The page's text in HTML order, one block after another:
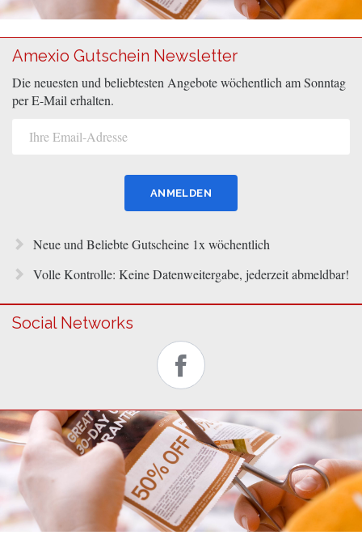
Amexio Gutschein Newsletter
Die neuesten und beliebtesten Angebote wöchentlich am Sonntag
per E-Mail erhalten.
Neue und Beliebte Gutscheine 1x wöchentlich
Volle Kontrolle: Keine Datenweitergabe, jederzeit abmeldbar!
Social Networks